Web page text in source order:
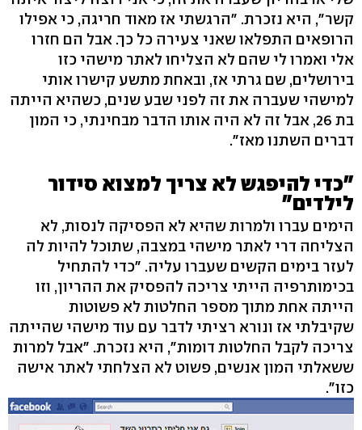
קשר", היא נזכרת. "הרגשתי אז מאוד חריגה, כי אפילו
הרופאים התפלאו שאני צעירה כל כך. אבל הם חזרו
אלי ואמרו לי שהם לא הצליחו לאתר מישהי כזו
בירושלים, שם גרתי אז, ובאחת מתשע קישרו אותי
למישהי שעברה את זה לפני שבע שנים, כשהיא הייתה
בת 26, אבל זה לא היה אותו הדבר מבחינתי, כי המון
דברים השתנו מאז".
"כדי להיפגש לא צריך למצוא סידור
לילדים"
הימים עברו ולמרות שהיא לא הפסיקה לנסות, לא
הצליחה דרי לאתר מישהי במצבה, שתוכל להיות לה
לעזר בימים הקשים שעברו עליה. "כדי להתחיל
בכימותרפיה הייתי צריכה להפסיק את ההריון, וזו
הייתה אחת מתוך מספר החלטות לא פשוטות
שקיבלתי אז ונורא רציתי לדבר עם עוד מישהי שהייתה
צריכה לקבל החלטות דומות", היא נזכרת. "אבל למרות
ששאלתי המון אנשים, פשוט לא הצלחתי לאתר אישה
כזו".